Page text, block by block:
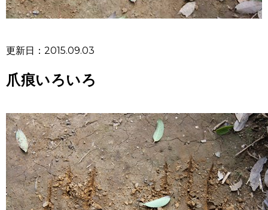
更新日：2015.09.03
爪痕いろいろ